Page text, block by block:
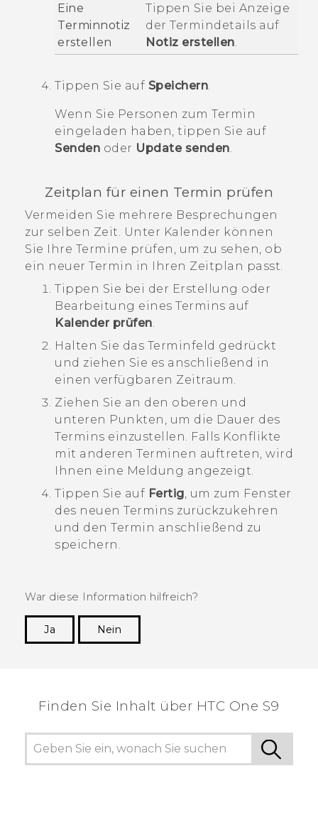
Eine
Terminnotiz
erstellen
Tippen Sie bei Anzeige
der Termindetails auf
Notiz erstellen
Tippen Sie auf Speichern
Wenn Sie Personen zum Termin
eingeladen haben, tippen Sie auf
Senden oder Update senden
Zeitplan für einen Termin prüfen
Vermeiden Sie mehrere Besprechungen
zur selben Zeit. Unter Kalender können
Sie Ihre Termine prüfen, um zu sehen, ob
ein neuer Termin in Ihren Zeitplan passt.
Tippen Sie bei der Erstellung oder
Bearbeitung eines Termins auf
Kalender prüfen.
Halten Sie das Terminfeld gedrückt
und ziehen Sie es anschließend in
einen verfügbaren Zeitraum.
Ziehen Sie an den oberen und
unteren Punkten, um die Dauer des
Termins einzustellen. Falls Konflikte
mit anderen Terminen auftreten, wird
Ihnen eine Meldung angezeigt.
Tippen Sie auf Fertig, um zum Fenster
des neuen Termins zurückzukehren
und den Termin anschließend zu
speichern.
War diese Information hilfreich?
Ja
Nein
Finden Sie Inhalt über‎ HTC One S9